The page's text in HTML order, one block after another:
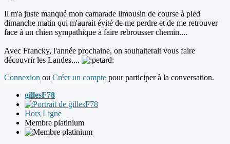
Il m'a juste manqué mon camarade limousin de course à pied
dimanche matin qui m'aurait évité de me perdre et de me retrouver
face à un chien sympathique à faire rebrousser chemin....
Avec Francky, l'année prochaine, on souhaiterait vous faire
découvrir les Landes....
Connexion ou Créer un compte pour participer à la conversation.
gillesF78
Hors Ligne
Membre platinium